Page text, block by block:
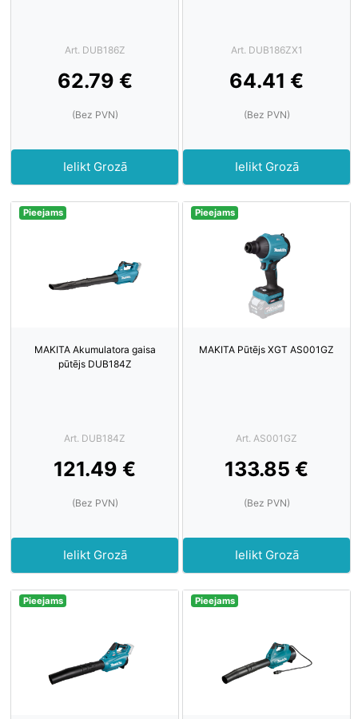
Art. DUB186Z
62.79 €
(Bez PVN)
Ielikt Grozā
Art. DUB186ZX1
64.41 €
(Bez PVN)
Ielikt Grozā
Pieejams
MAKITA Akumulatora gaisa
pūtējs DUB184Z
Art. DUB184Z
121.49 €
(Bez PVN)
Ielikt Grozā
Pieejams
MAKITA Pūtējs XGT AS001GZ
Art. AS001GZ
133.85 €
(Bez PVN)
Ielikt Grozā
Pieejams Pieejams